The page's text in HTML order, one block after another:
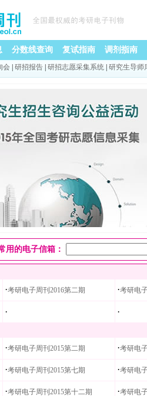
分数线查询 复试指南 调剂指南
会 研招报告 研招志愿采集系统 研究生导师
用的电子信箱：
·考研电子周刊2016第二期 ·考研电
· ·
·考研电子周刊2015第二期 ·考研电
·考研电子周刊2015第七期 ·考研电
·考研电子周刊2015第十二期 ·考研电